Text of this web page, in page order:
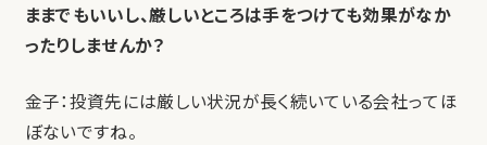
ままでもいいし、厳しいところは手をつけても効果がなか
ったりしませんか？
金子：投資先には厳しい状況が長く続いている会社ってほ
ぼないですね。